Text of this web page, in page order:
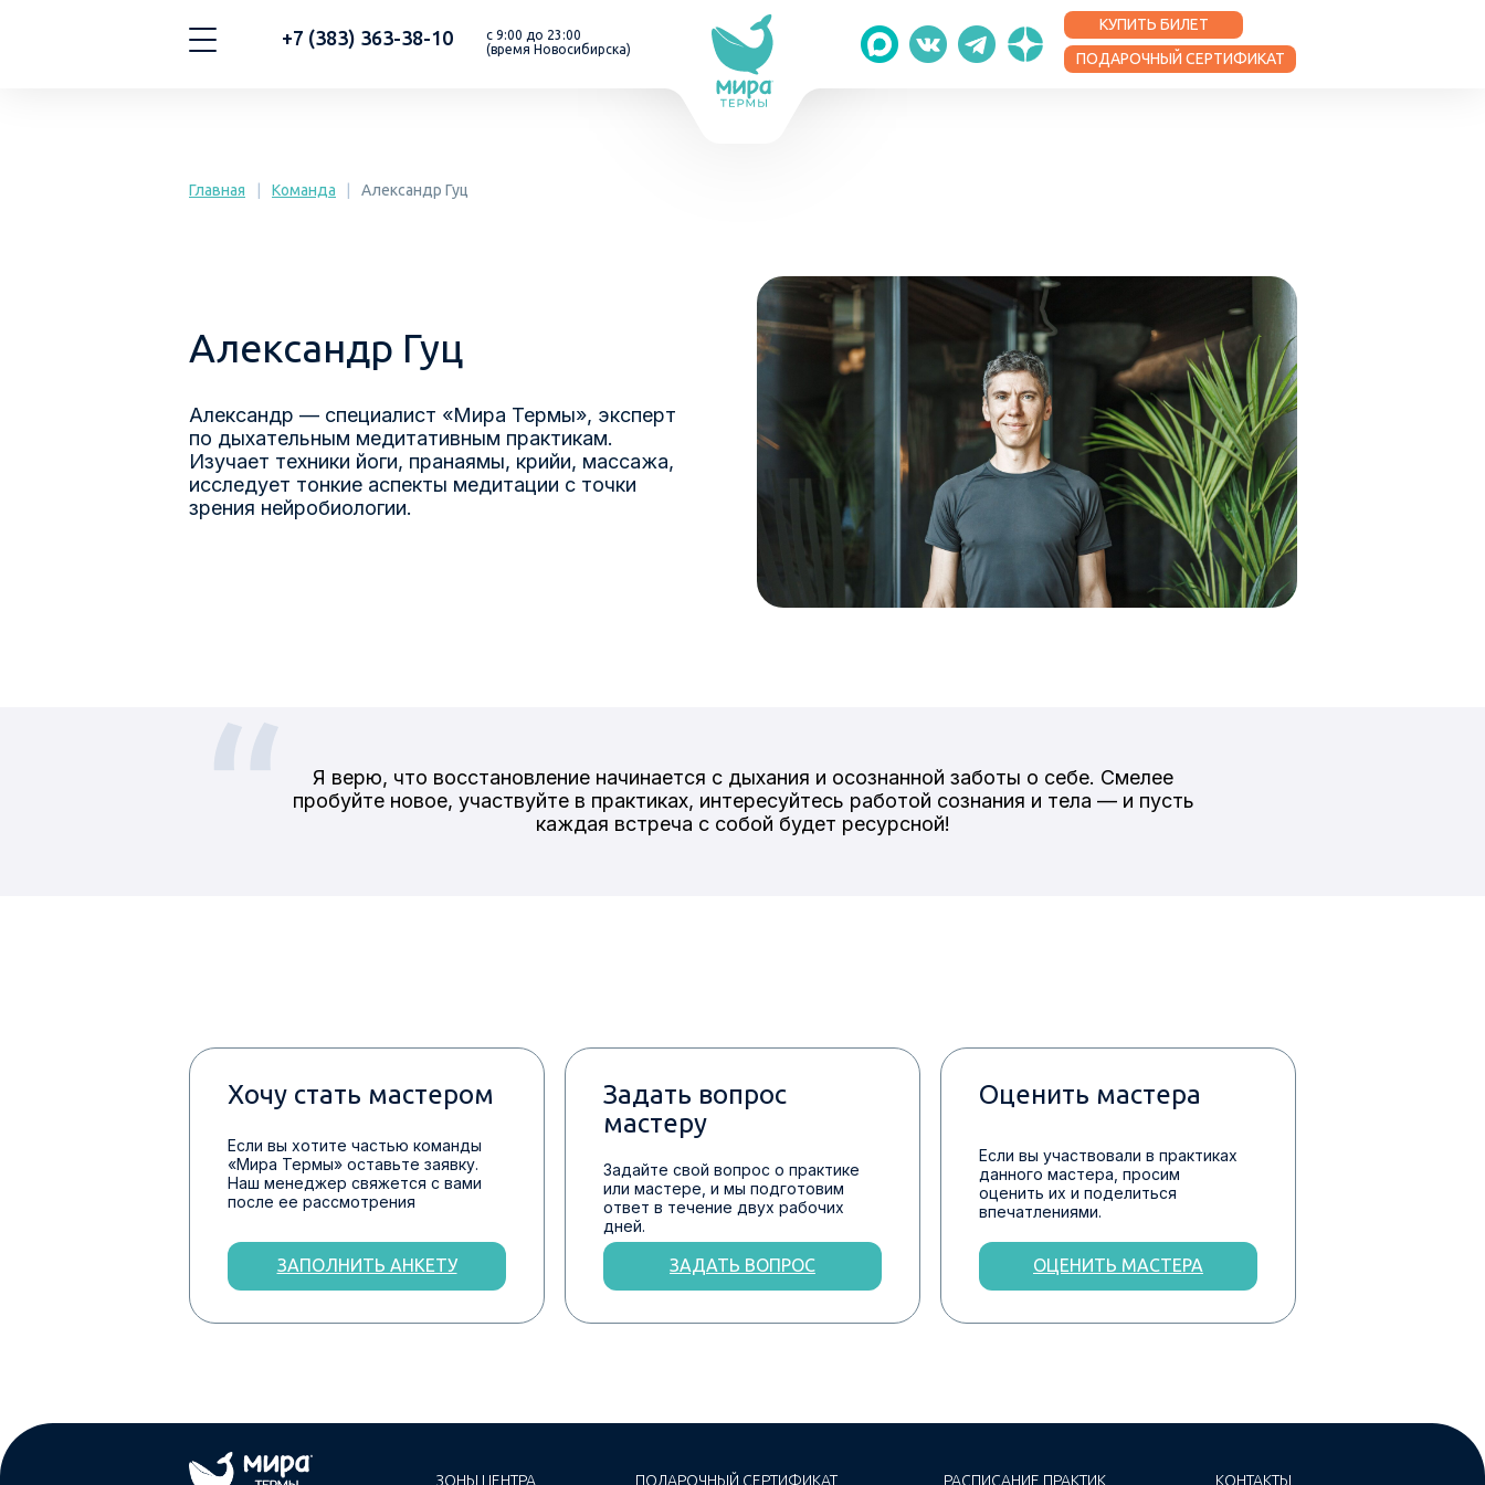
с 9:00 до 23:00
(время Новосибирска)
+7 (383) 363-38-10
КУПИТЬ БИЛЕТ
ПОДАРОЧНЫЙ СЕРТИФИКАТ
Главная Александр Гуц
Команда
Александр Гуц
Я верю, что восстановление начинается с дыхания и осознанной заботы о себе. Смелее
пробуйте новое, участвуйте в практиках, интересуйтесь работой сознания и тела — и пусть
каждая встреча с собой будет ресурсной!
Хочу стать мастером
Если вы хотите частью команды
«Мира Термы» оставьте заявку.
Наш менеджер свяжется с вами
после ее рассмотрения
ЗАПОЛНИТЬ АНКЕТУ
Задайте свой вопрос о практике
или мастере, и мы подготовим
ответ в течение двух рабочих
дней.
Задать вопрос
мастеру
ЗАДАТЬ ВОПРОС
Если вы участвовали в практиках
данного мастера, просим
оценить их и поделиться
впечатлениями.
Оценить мастера
ОЦЕНИТЬ МАСТЕРА
Александр — специалист «Мира Термы», эксперт
по дыхательным медитативным практикам.
Изучает техники йоги, пранаямы, крийи, массажа,
исследует тонкие аспекты медитации с точки
зрения нейробиологии.
ЗОНЫ ЦЕНТРА ПОДАРОЧНЫЙ СЕРТИФИКАТ РАСПИСАНИЕ ПРАКТИК КОНТАКТЫ